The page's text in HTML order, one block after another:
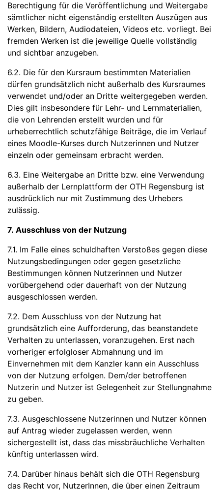
Berechtigung für die Veröffentlichung und Weitergabe
sämtlicher nicht eigenständig erstellten Auszügen aus
Werken, Bildern, Audiodateien, Videos etc. vorliegt. Bei
fremden Werken ist die jeweilige Quelle vollständig
und sichtbar anzugeben.
6.2. Die für den Kursraum bestimmten Materialien
dürfen grundsätzlich nicht außerhalb des Kursraumes
verwendet und/oder an Dritte weitergegeben werden.
Dies gilt insbesondere für Lehr- und Lernmaterialien,
die von Lehrenden erstellt wurden und für
urheberrechtlich schutzfähige Beiträge, die im Verlauf
eines Moodle-Kurses durch Nutzerinnen und Nutzer
einzeln oder gemeinsam erbracht werden.
6.3. Eine Weitergabe an Dritte bzw. eine Verwendung
außerhalb der Lernplattform der OTH Regensburg ist
ausdrücklich nur mit Zustimmung des Urhebers
zulässig.
7. Ausschluss von der Nutzung
7.1. Im Falle eines schuldhaften Verstoßes gegen diese
Nutzungsbedingungen oder gegen gesetzliche
Bestimmungen können Nutzerinnen und Nutzer
vorübergehend oder dauerhaft von der Nutzung
ausgeschlossen werden.
7.2. Dem Ausschluss von der Nutzung hat
grundsätzlich eine Aufforderung, das beanstandete
Verhalten zu unterlassen, voranzugehen. Erst nach
vorheriger erfolgloser Abmahnung und im
Einvernehmen mit dem Kanzler kann ein Ausschluss
von der Nutzung erfolgen. Dem/der betroffenen
Nutzerin und Nutzer ist Gelegenheit zur Stellungnahme
zu geben.
7.3. Ausgeschlossene Nutzerinnen und Nutzer können
auf Antrag wieder zugelassen werden, wenn
sichergestellt ist, dass das missbräuchliche Verhalten
künftig unterlassen wird.
7.4. Darüber hinaus behält sich die OTH Regensburg
das Recht vor, NutzerInnen, die über einen Zeitraum